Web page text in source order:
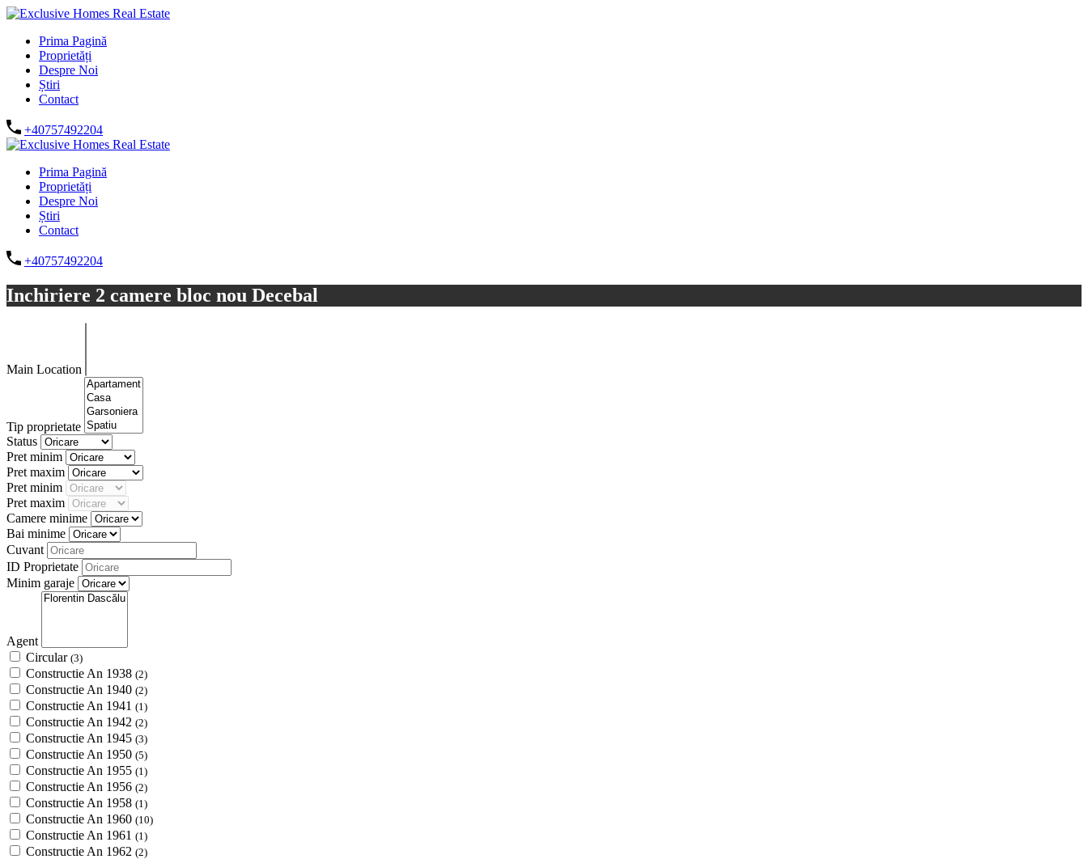
Prima Pagină
Proprietăți
Despre Noi
Știri
Contact
+40757492204
Prima Pagină
Proprietăți
Despre Noi
Știri
Contact
+40757492204
Inchiriere 2 camere bloc nou Decebal
Main Location
Tip proprietate
Status
Pret minim
Pret maxim
Pret minim
Pret maxim
Camere minime
Bai minime
Cuvant
ID Proprietate
Minim garaje
Agent
Circular (3)
Constructie An 1938 (2)
Constructie An 1940 (2)
Constructie An 1941 (1)
Constructie An 1942 (2)
Constructie An 1945 (3)
Constructie An 1950 (5)
Constructie An 1955 (1)
Constructie An 1956 (2)
Constructie An 1958 (1)
Constructie An 1960 (10)
Constructie An 1961 (1)
Constructie An 1962 (2)